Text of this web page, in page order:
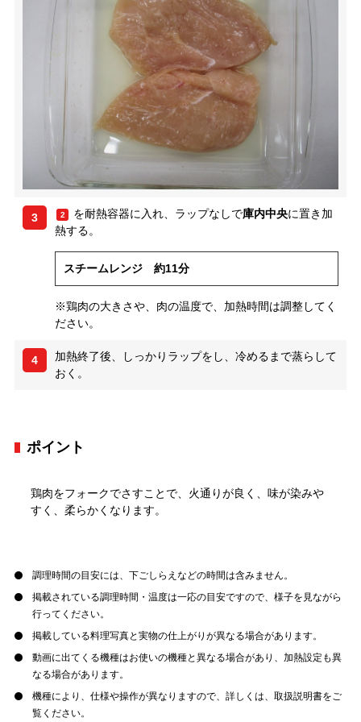
3 2 を耐熱容器に入れ、ラップなしで庫内中央に置き加
熱する。
スチームレンジ 約11分
※鶏肉の大きさや、肉の温度で、加熱時間は調整してく
ださい。
4
加熱終了後、しっかりラップをし、冷めるまで蒸らして
おく。
ポイント
鶏肉をフォークでさすことで、火通りが良く、味が染みや
すく、柔らかくなります。
調理時間の目安には、下ごしらえなどの時間は含みません。
掲載されている調理時間・温度は一応の目安ですので、様子を見ながら
行ってください。
掲載している料理写真と実物の仕上がりが異なる場合があります。
動画に出てくる機種はお使いの機種と異なる場合があり、加熱設定も異
なる場合があります。
機種により、仕様や操作が異なりますので、詳しくは、取扱説明書をご
覧ください。